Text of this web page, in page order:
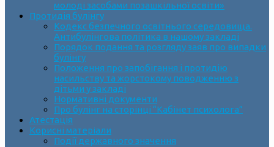
молоді засобами позашкільної освіти»
Протидія булінгу
Кодекс безпечного освітнього середовища.
Антибулінгова політика в нашому закладі
Порядок подання та розгляду заяв про випадки
булінгу
Положення про запобігання і протидію
насильству та жорстокому поводженню з
дітьми у закладі
Нормативні документи
Про булінг на сторінці “Кабінет психолога”
Атестація
Корисні матеріали
Події державного значення